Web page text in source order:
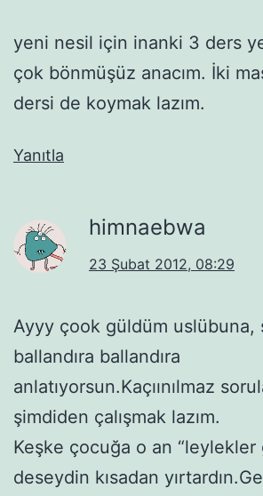
yeni nesil için inanki 3 ders
çok bönmüşüz anacım. İki
dersi de koymak lazım.
Yanıtla
himnaebwa
23 Şubat 2012, 08:29
Ayyy çook güldüm uslübuna,
ballandıra ballandıra
anlatıyorsun.Kaçıınılmaz
şimdiden çalışmak lazım.
Keşke çocuğa o an “leylekler
deseydin kısadan